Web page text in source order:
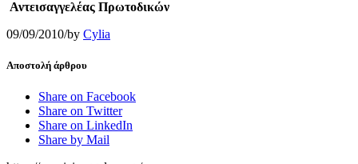
Αντεισαγγελέας Πρωτοδικών
09/09/2010/by Cylia
Αποστολή άρθρου
Share on Facebook
Share on Twitter
Share on LinkedIn
Share by Mail